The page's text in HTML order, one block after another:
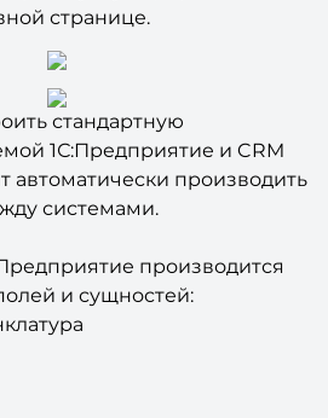
и услугах, в разделе "О
странице.
стандартную
1С:Предприятие и CRM
автоматически производить
производится
и сущностей: